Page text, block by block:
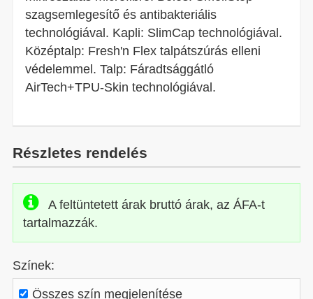
szagsemlegesítő és antibakteriális
technológiával. Kapli: SlimCap technológiával.
Középtalp: Fresh'n Flex talpátszúrás elleni
védelemmel. Talp: Fáradtsággátló
AirTech+TPU-Skin technológiával.
Részletes rendelés
A feltüntetett árak bruttó árak, az ÁFA-t
tartalmazzák.
Színek:
Összes szín megjelenítése